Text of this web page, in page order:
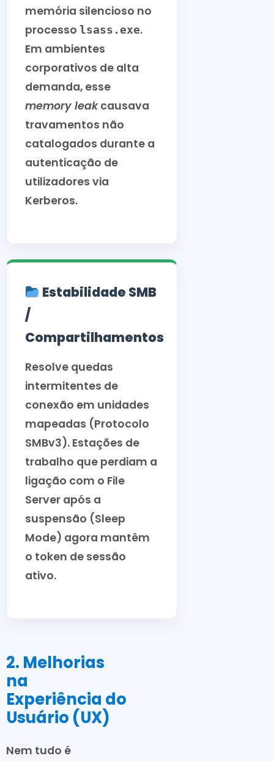
memória silencioso no
processo lsass.exe.
Em ambientes
corporativos de alta
demanda, esse
memory leakcausava
travamentos não
catalogados durante a
autenticação de
utilizadores via
Kerberos.
Estabilidade SMB
/
Compartilhamentos
Resolve quedas
intermitentes de
conexão em unidades
mapeadas (Protocolo
SMBv3). Estações de
trabalho que perdiam a
ligação com o File
Server após a
suspensão (Sleep
Mode) agora mantêm
o token de sessão
ativo.
2. Melhorias
na
Experiência do
Usuário (UX)
Nem tudo é